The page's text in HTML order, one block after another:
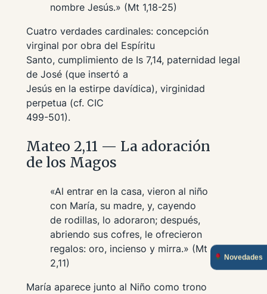
nombre Jesús.» (Mt 1,18-25)
Cuatro verdades cardinales: concepción
virginal por obra del Espíritu
Santo, cumplimiento de Is 7,14, paternidad legal
de José (que insertó a
Jesús en la estirpe davídica), virginidad
perpetua (cf. CIC
499-501).
Mateo 2,11 — La adoración
de los Magos
«Al entrar en la casa, vieron al niño
con María, su madre, y, cayendo
de rodillas, lo adoraron; después,
abriendo sus cofres, le ofrecieron
regalos: oro, incienso y mirra.» (Mt
2,11)
María aparece junto al Niño como trono
Novedades